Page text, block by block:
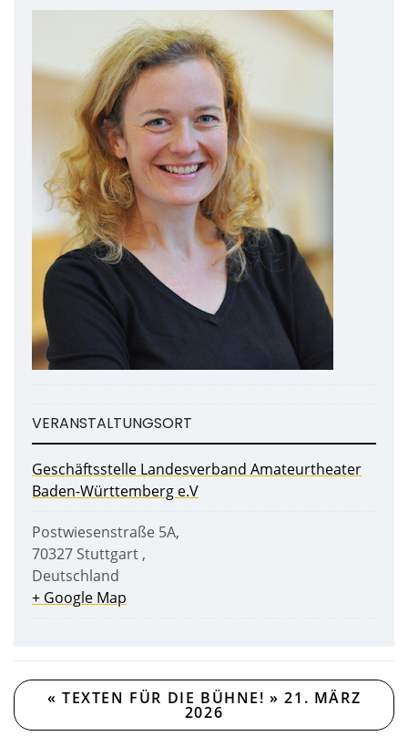
VERANSTALTUNGSORT
Geschäftsstelle Landesverband Amateurtheater
Baden-Württemberg e.V
Postwiesenstraße 5A,
70327 Stuttgart ,
Deutschland
+ Google Map
« TEXTEN FÜR DIE BÜHNE! » 21. MÄRZ
2026